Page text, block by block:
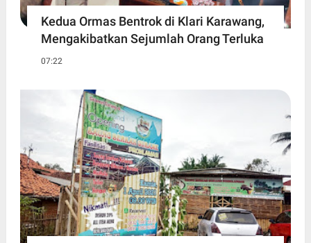
Kedua Ormas Bentrok di Klari Karawang,
Mengakibatkan Sejumlah Orang Terluka
07:22